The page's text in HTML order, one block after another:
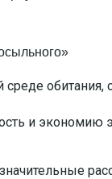
обитания,
и экономию